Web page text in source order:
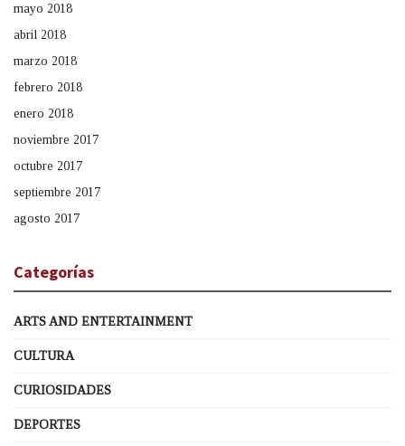
mayo 2018
abril 2018
marzo 2018
febrero 2018
enero 2018
noviembre 2017
octubre 2017
septiembre 2017
agosto 2017
Categorías
ARTS AND ENTERTAINMENT
CULTURA
CURIOSIDADES
DEPORTES